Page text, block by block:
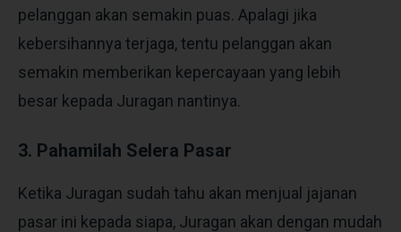
pelanggan akan semakin puas. Apalagi jika
kebersihannya terjaga, tentu pelanggan akan
semakin memberikan kepercayaan yang lebih
besar kepada Juragan nantinya.
3. Pahamilah Selera Pasar
Ketika Juragan sudah tahu akan menjual jajanan
pasar ini kepada siapa, Juragan akan dengan mudah